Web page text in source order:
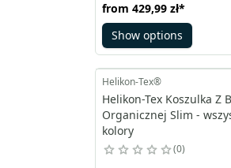
modeli, cały materiał
wykonany z tego
zapewnia jednolity
maskujące. Kurtka została
więcej punktów regulacji,
dopasowanie.
from 429,99 zł*
Show options
Helikon-Tex®
Helikon-Tex Koszulka Z
Organicznej Slim -
kolory
0